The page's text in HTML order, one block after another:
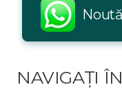
NAVIGAȚI